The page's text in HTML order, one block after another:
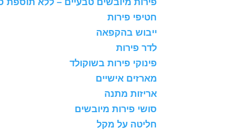
פירות מיובשים טבעיים – ללא תוספת
חטיפי פירות
ייבוש בהקפאה
לדר פירות
פינוקי פירות בשוקולד
מארזים אישיים
אריזות מתנה
סושי פירות מיובשים
חליטה על מקל